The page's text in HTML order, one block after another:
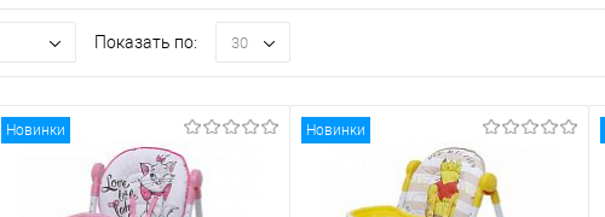
Показать по: 30
Новинки Новинки